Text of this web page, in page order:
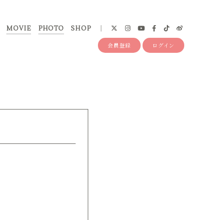
MOVIE PHOTO SHOP
会員登録 ログイン